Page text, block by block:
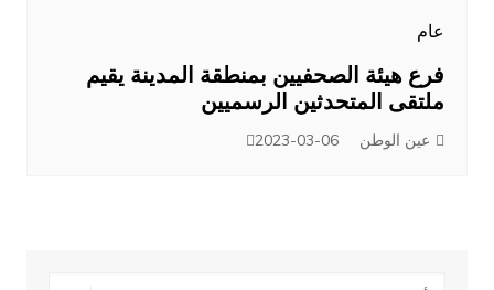
عام
فرع هيئة الصحفيين بمنطقة المدينة يقيم
ملتقى المتحدثين الرسميين
عين الوطن 2023-03-06